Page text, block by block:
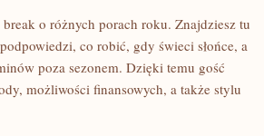
o różnych porach roku. Znajdziesz tu
co robić, gdy świeci słońce, a
poza sezonem. Dzięki temu gość
możliwości finansowych, a także stylu